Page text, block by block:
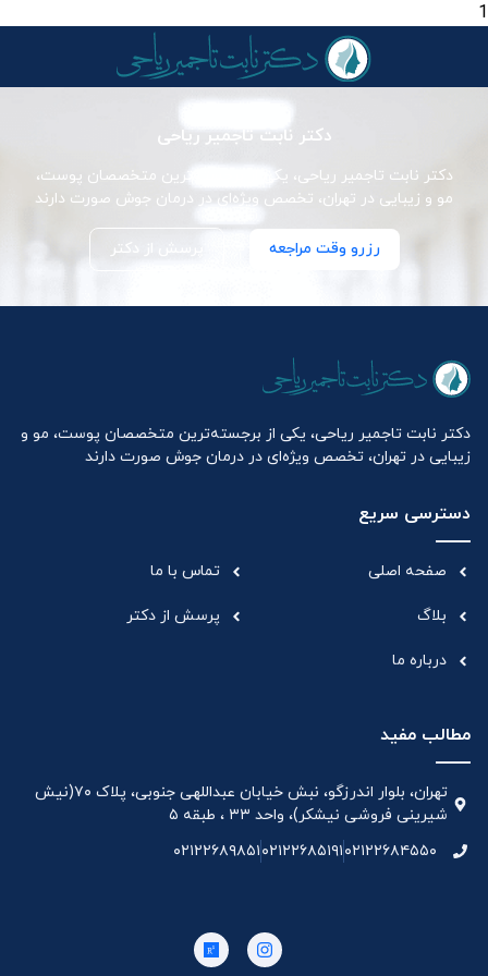
1
دکتر نابت تاجمیر ریاحی
دکتر نابت تاجمیر ریاحی، یکی از برجسته‌ترین متخصصان پوست،
مو و زیبایی در تهران، تخصص ویژه‌ای در درمان جوش صورت دارند
رزرو وقت مراجعه پرسش از دکتر
دکتر نابت تاجمیر ریاحی، یکی از برجسته‌ترین متخصصان پوست، مو و
زیبایی در تهران، تخصص ویژه‌ای در درمان جوش صورت دارند
دسترسی سریع
صفحه اصلی
بلاگ
درباره ما
تماس با ما
پرسش از دکتر
مطالب مفید
تهران، بلوار اندرزگو، نبش خیابان عبداللهی جنوبی، پلاک ۷۰(نیش
شیرینی فروشی نیشکر)، واحد ۳۳ ، طبقه ۵
۰۲۱۲۲۶۸۴۵۵۰۰۲۱۲۲۶۸۵۱۹۱۰۲۱۲۲۶۸۹۸۵۱